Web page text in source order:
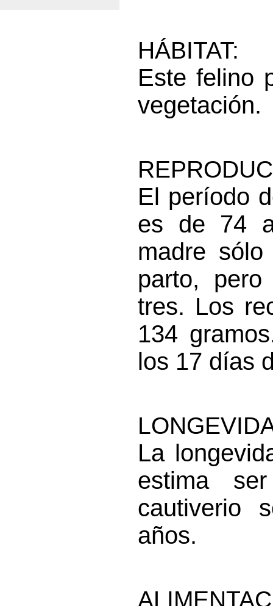
HÁBITAT:
Este felino
vegetación.
El período
es de 74
madre
parto,
tres. Los
134
los 17 días
La
estima
cautiverio
años.